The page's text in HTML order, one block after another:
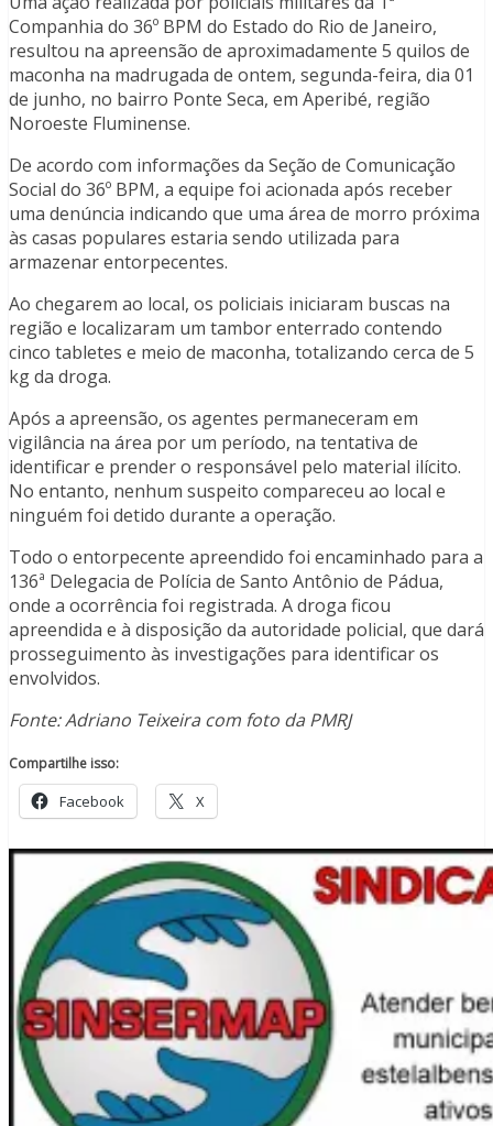
Companhia do 36º BPM do Estado do Rio de Janeiro,
resultou na apreensão de aproximadamente 5 quilos de
maconha na madrugada de ontem, segunda-feira, dia 01
de junho, no bairro Ponte Seca, em Aperibé, região
Noroeste Fluminense.
De acordo com informações da Seção de Comunicação
Social do 36º BPM, a equipe foi acionada após receber
uma denúncia indicando que uma área de morro próxima
às casas populares estaria sendo utilizada para
armazenar entorpecentes.
Ao chegarem ao local, os policiais iniciaram buscas na
região e localizaram um tambor enterrado contendo
cinco tabletes e meio de maconha, totalizando cerca de 5
kg da droga.
Após a apreensão, os agentes permaneceram em
vigilância na área por um período, na tentativa de
identificar e prender o responsável pelo material ilícito.
No entanto, nenhum suspeito compareceu ao local e
ninguém foi detido durante a operação.
Todo o entorpecente apreendido foi encaminhado para a
136ª Delegacia de Polícia de Santo Antônio de Pádua,
onde a ocorrência foi registrada. A droga ficou
apreendida e à disposição da autoridade policial, que dará
prosseguimento às investigações para identificar os
envolvidos.
Fonte: Adriano Teixeira com foto da PMRJ
Compartilhe isso:
Facebook X